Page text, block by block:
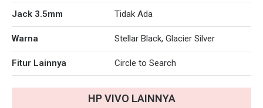
Jack 3.5mm Tidak Ada
Warna Stellar Black, Glacier Silver
Fitur Lainnya Circle to Search
HPVIVO LAINNYA